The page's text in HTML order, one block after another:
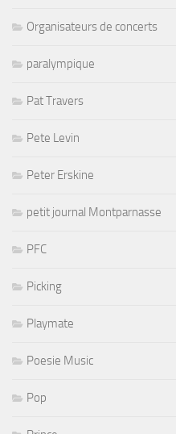
Organisateurs de concerts
paralympique
Pat Travers
Pete Levin
Peter Erskine
petit journal Montparnasse
PFC
Picking
Playmate
Poesie Music
Pop